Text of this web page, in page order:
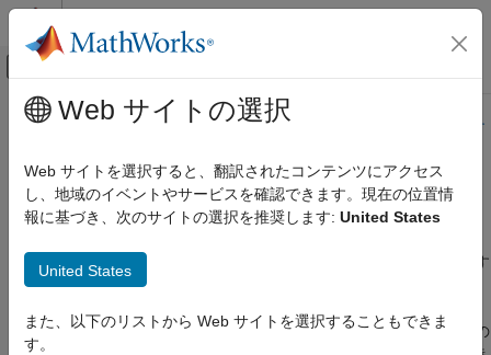
コンテンツへスキップ
オフキャンバス ナビゲーション メ
ドキュメンテーションのホーム
Parallel Computing Toolbox
ビッグ データの処理
項目一覧
データストアからのデータの並列読み取り
メインコンテンツ
このページの内容は最新ではありません。最新版の英語を参照す
データ ストアの並列分割
並列プールのワーカーごとにデータ ストアの部分を並列に分割す
ると、次のように多くのケースで利点が得られます。
何らかのアクションを、データ ストア全体の一部に対しての
Web サイトの選択
Web サイトを選択すると、翻訳されたコンテンツにアクセス
し、地域のイベントやサービスを確認できます。現在の位置情
報に基づき、次のサイトの選択を推奨します: United States
United States
また、以下のリストから Web サイトを選択することもできま
す。